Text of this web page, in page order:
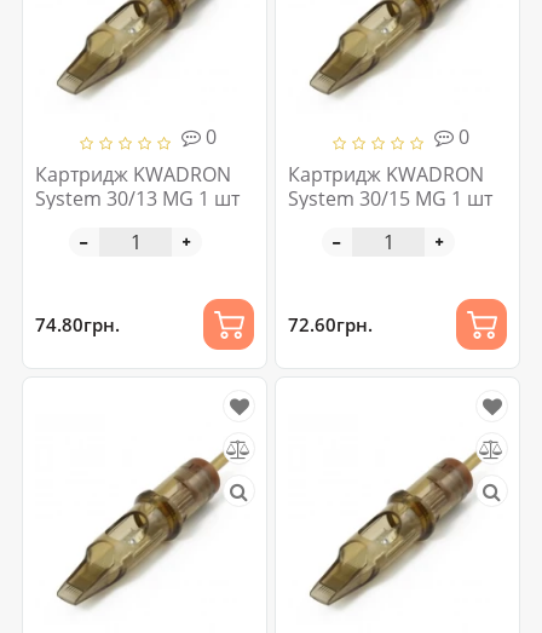
0
Картридж KWADRON
System 30/13 MG 1 шт
74.80грн.
0
Картридж KWADRON
System 30/15 MG 1 шт
72.60грн.